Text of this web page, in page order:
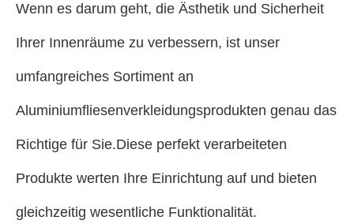
Wenn es darum geht, die Ästhetik und Sicherheit
Ihrer Innenräume zu verbessern, ist unser
umfangreiches Sortiment an
Aluminiumfliesenverkleidungsprodukten genau das
Richtige für Sie.Diese perfekt verarbeiteten
Produkte werten Ihre Einrichtung auf und bieten
gleichzeitig wesentliche Funktionalität.